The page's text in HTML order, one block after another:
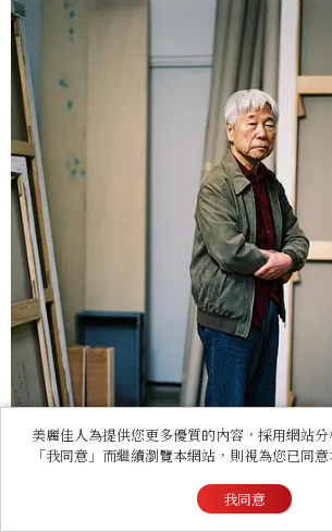
美麗佳人為提供您更多優質的內容，採用網站
「我同意」而繼續瀏覽本網站，則視為您已同意
我同意